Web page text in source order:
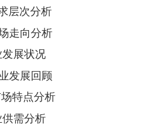
层次分析
走向分析
展状况
发展回顾
特点分析
需分析